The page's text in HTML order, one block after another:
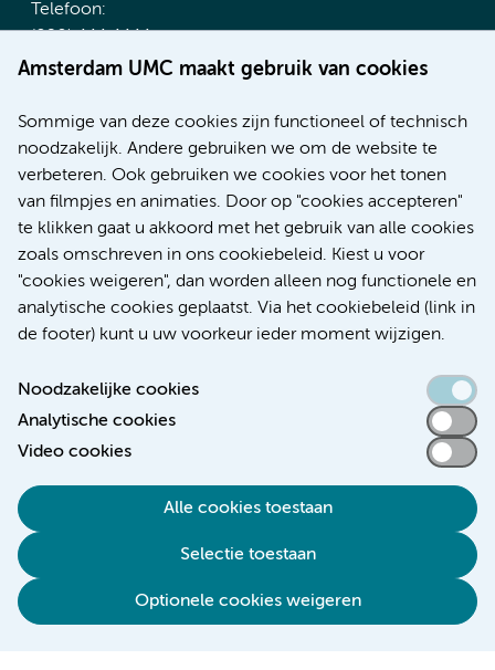
Amsterdam UMC maakt gebruik van cookies
Sommige van deze cookies zijn functioneel of technisch
noodzakelijk. Andere gebruiken we om de website te
verbeteren. Ook gebruiken we cookies voor het tonen
van filmpjes en animaties. Door op "cookies accepteren"
te klikken gaat u akkoord met het gebruik van alle cookies
zoals omschreven in ons cookiebeleid. Kiest u voor
"cookies weigeren", dan worden alleen nog functionele en
analytische cookies geplaatst. Via het cookiebeleid (link in
de footer) kunt u uw voorkeur ieder moment wijzigen.
Noodzakelijke cookies
Analytische cookies
Video cookies
Alle cookies toestaan
Selectie toestaan
Optionele cookies weigeren
Telefoon:
(020) 444 4444
Route & Parkeren
Meer Amsterdam UMC websites:
Werken bij Amsterdam UMC
Over Amsterdam UMC
Nieuws
Research
Educatie Locatie VUmc
Toegankelijkheidsverklaring
Algemene privacyverklaring